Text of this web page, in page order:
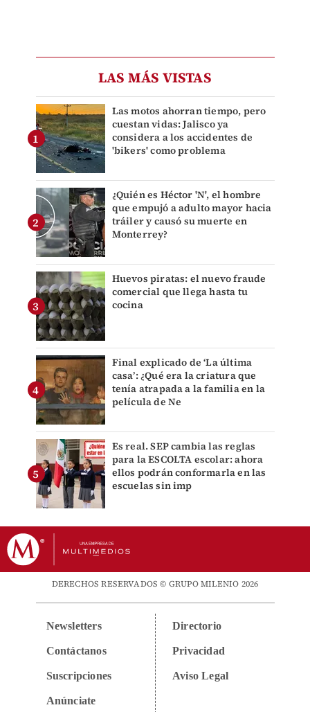
LAS MÁS VISTAS
Las motos ahorran tiempo, pero
cuestan vidas: Jalisco ya
considera a los accidentes de
'bikers' como problema
¿Quién es Héctor 'N', el hombre
que empujó a adulto mayor hacia
tráiler y causó su muerte en
Monterrey?
Huevos piratas: el nuevo fraude
comercial que llega hasta tu
cocina
Final explicado de ‘La última
casa’: ¿Qué era la criatura que
tenía atrapada a la familia en la
película de Ne
Es real. SEP cambia las reglas
para la ESCOLTA escolar: ahora
ellos podrán conformarla en las
escuelas sin imp
DERECHOS RESERVADOS © GRUPO MILENIO 2026
Newsletters
Contáctanos
Suscripciones
Anúnciate
Directorio
Privacidad
Aviso Legal